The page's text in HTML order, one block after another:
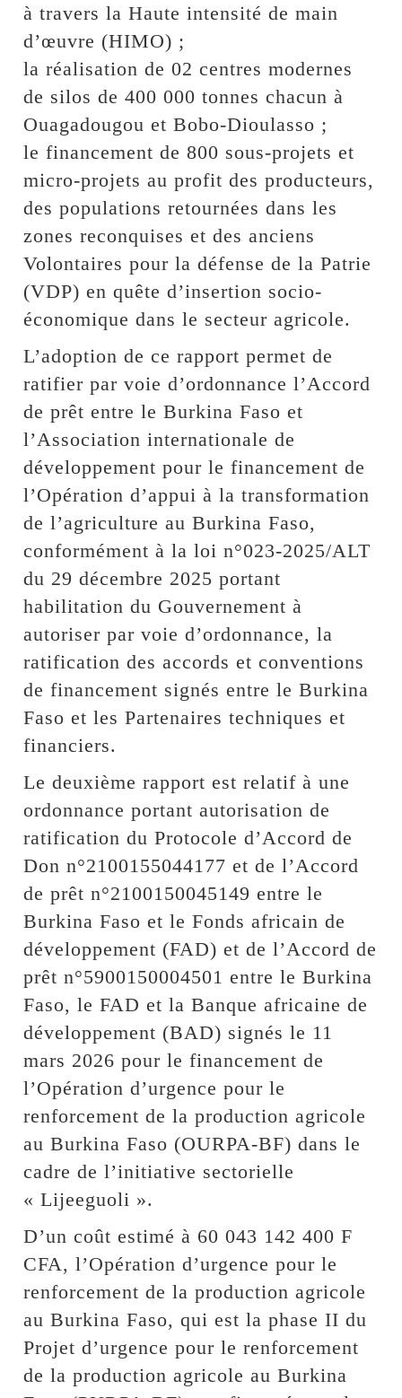
à travers la Haute intensité de main
d’œuvre (HIMO) ;
la réalisation de 02 centres modernes
de silos de 400 000 tonnes chacun à
Ouagadougou et Bobo-Dioulasso ;
le financement de 800 sous-projets et
micro-projets au profit des producteurs,
des populations retournées dans les
zones reconquises et des anciens
Volontaires pour la défense de la Patrie
(VDP) en quête d’insertion socio-
économique dans le secteur agricole.
L’adoption de ce rapport permet de
ratifier par voie d’ordonnance l’Accord
de prêt entre le Burkina Faso et
l’Association internationale de
développement pour le financement de
l’Opération d’appui à la transformation
de l’agriculture au Burkina Faso,
conformément à la loi n°023-2025/ALT
du 29 décembre 2025 portant
habilitation du Gouvernement à
autoriser par voie d’ordonnance, la
ratification des accords et conventions
de financement signés entre le Burkina
Faso et les Partenaires techniques et
financiers.
Le deuxième rapport est relatif à une
ordonnance portant autorisation de
ratification du Protocole d’Accord de
Don n°2100155044177 et de l’Accord
de prêt n°2100150045149 entre le
Burkina Faso et le Fonds africain de
développement (FAD) et de l’Accord de
prêt n°5900150004501 entre le Burkina
Faso, le FAD et la Banque africaine de
développement (BAD) signés le 11
mars 2026 pour le financement de
l’Opération d’urgence pour le
renforcement de la production agricole
au Burkina Faso (OURPA-BF) dans le
cadre de l’initiative sectorielle
« Lijeeguoli ».
D’un coût estimé à 60 043 142 400 F
CFA, l’Opération d’urgence pour le
renforcement de la production agricole
au Burkina Faso, qui est la phase II du
Projet d’urgence pour le renforcement
de la production agricole au Burkina